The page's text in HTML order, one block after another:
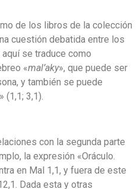
de los libros de la colección
cuestión debatida entre los
se traduce como
«mal’aky», que puede ser
y también se puede
(1,1; 3,1).
con la segunda parte
la expresión «Oráculo.
en Mal 1,1, y fuera de este
Dada esta y otras